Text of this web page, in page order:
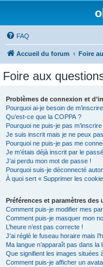
FAQ
Accueil du forum Foire
Foire aux
Problèmes de connexion et
Pourquoi ai-je besoin de
Qu’est-ce que la COPPA ?
Pourquoi ne puis-je pas m’inscrire
Je suis inscrit mais je ne peux
Pourquoi ne puis-je pas me
Je m’étais déjà inscrit par le
J’ai perdu mon mot de passe !
Pourquoi suis-je déconnecté
À quoi sert « Supprimer les
Préférences et paramètres des
Comment puis-je modifier mes
Comment puis-je masquer mon
L’heure n’est pas correcte !
J’ai réglé le fuseau horaire mais
Ma langue n’apparaît pas dans la
Que signifient les images situées
Comment puis-je afficher un